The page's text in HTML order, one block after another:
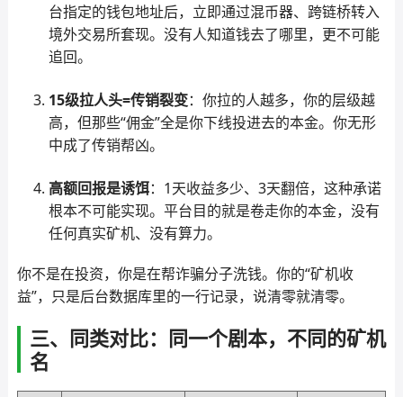
台指定的钱包地址后，立即通过混币器、跨链桥转入
境外交易所套现。没有人知道钱去了哪里，更不可能
追回。
15级拉人头=传销裂变：你拉的人越多，你的层级越
高，但那些“佣金”全是你下线投进去的本金。你无形
中成了传销帮凶。
高额回报是诱饵：1天收益多少、3天翻倍，这种承诺
根本不可能实现。平台目的就是卷走你的本金，没有
任何真实矿机、没有算力。
你不是在投资，你是在帮诈骗分子洗钱。你的“矿机收
益”，只是后台数据库里的一行记录，说清零就清零。
三、同类对比：同一个剧本，不同的矿机
名